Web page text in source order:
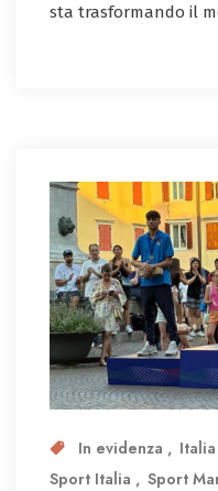
sta trasformando il
In evidenza Italia
Sport Italia
Sport